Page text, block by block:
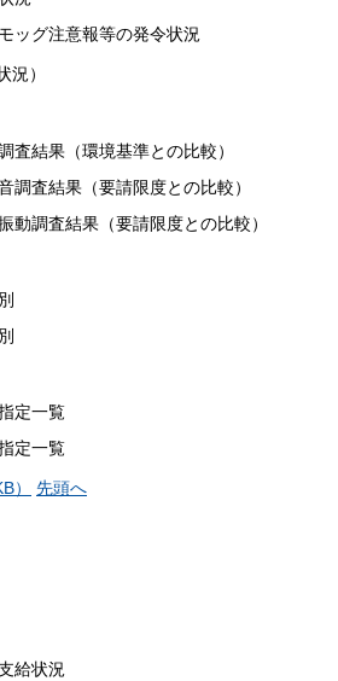
グ注意報等の発令状況
況）
果（環境基準との比較）
結果（要請限度との比較）
査結果（要請限度との比較）
定一覧
定一覧
）
先頭へ
状況